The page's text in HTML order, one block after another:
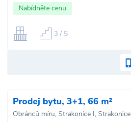
Nabídněte cenu
3 / 5
Prodej bytu, 3+1, 66 m²
Obránců míru, Strakonice I, Strakonice